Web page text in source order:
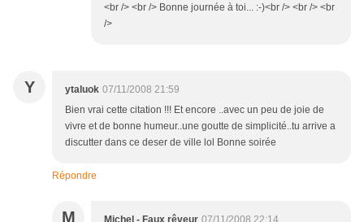
<br /> <br /> Bonne journée à toi... :-)<br /> <br /> <br
/>
Y ytaluok 07/11/2008 21:59
Bien vrai cette citation !!! Et encore ..avec un peu de joie de
vivre et de bonne humeur..une goutte de simplicité..tu arrive a
discutter dans ce deser de ville lol Bonne soirée
Répondre
M Michel - Faux rêveur 07/11/2008 22:14